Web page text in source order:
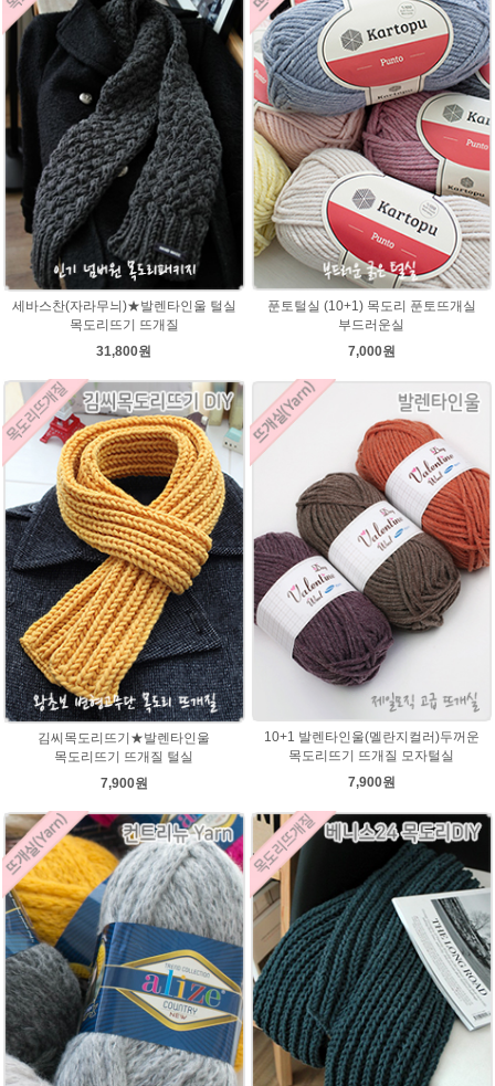
세바스찬(자라무늬)★발렌타인울 털실
목도리뜨기 뜨개질
31,800원
푼토털실 (10+1) 목도리 푼토뜨개실
부드러운실
7,000원
김씨목도리뜨기★발렌타인울
목도리뜨기 뜨개질 털실
7,900원
10+1 발렌타인울(멜란지컬러)두꺼운
목도리뜨기 뜨개질 모자털실
7,900원